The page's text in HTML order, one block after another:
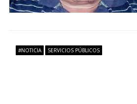
i
n
#NOTICIA SERVICIOS PÚBLICOS